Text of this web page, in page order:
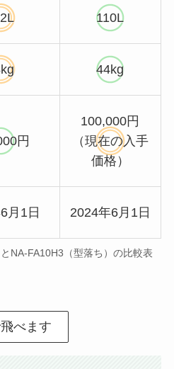
110L
44kg
円
100,000円
（現在の入手
価格）
月1日 2024年6月1日
NA-FA10H3（型落ち）の比較表
べます